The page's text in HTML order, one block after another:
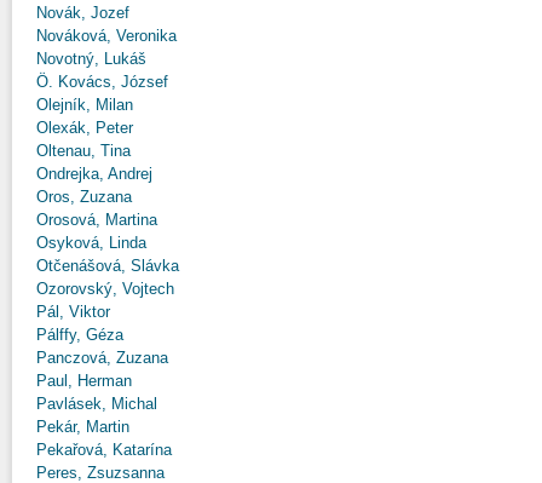
Novák, Jozef
Nováková, Veronika
Novotný, Lukáš
Ö. Kovács, József
Olejník, Milan
Olexák, Peter
Oltenau, Tina
Ondrejka, Andrej
Oros, Zuzana
Orosová, Martina
Osyková, Linda
Otčenášová, Slávka
Ozorovský, Vojtech
Pál, Viktor
Pálffy, Géza
Panczová, Zuzana
Paul, Herman
Pavlásek, Michal
Pekár, Martin
Pekařová, Katarína
Peres, Zsuzsanna